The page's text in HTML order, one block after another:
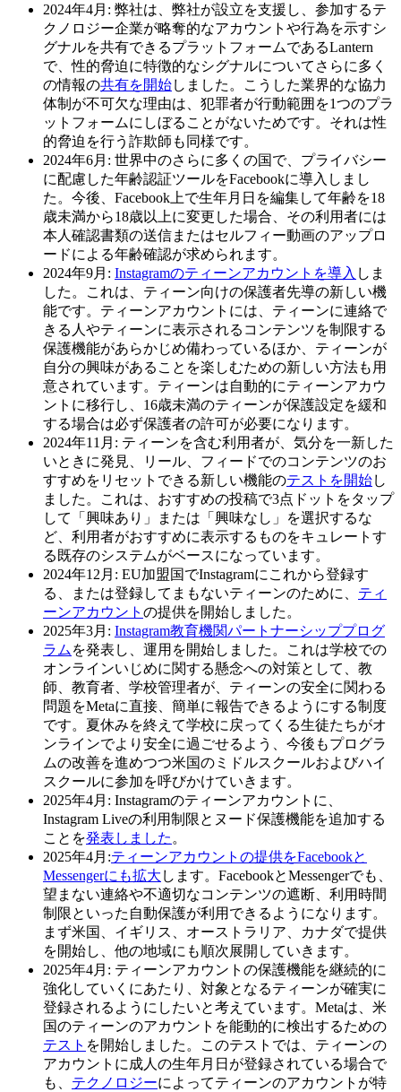
2024年4月: 弊社は、弊社が設立を支援し、参加するテ
クノロジー企業が略奪的なアカウントや行為を示すシ
グナルを共有できるプラットフォームであるLantern
で、性的脅迫に特徴的なシグナルについてさらに多く
の情報の共有を開始しました。こうした業界的な協力
体制が不可欠な理由は、犯罪者が行動範囲を1つのプラ
ットフォームにしぼることがないためです。それは性
的脅迫を行う詐欺師も同様です。
2024年6月 : 世界中のさらに多くの国で、プライバシー
に配慮した年齢認証ツールをFacebookに導入しまし
た。今後、Facebook上で生年月日を編集して年齢を18
歳未満から18歳以上に変更した場合、その利用者には
本人確認書類の送信またはセルフィー動画のアップロ
ードによる年齢確認が求められます。
2024年9月: Instagramのティーンアカウントを導入 しま
した。これは、ティーン向けの保護者先導の新しい機
能です。ティーンアカウントには、ティーンに連絡で
きる人やティーンに表示されるコンテンツを制限する
保護機能があらかじめ備わっているほか、ティーンが
自分の興味があることを楽しむための新しい方法も用
意されています。ティーンは自動的にティーンアカウ
ントに移行し、16歳未満のティーンが保護設定を緩和
する場合は必ず保護者の許可が必要になります。
2024年11月: ティーンを含む利用者が、気分を一新した
いときに発見、リール、フィードでのコンテンツのお
すすめをリセットできる新しい機能のテストを開始し
ました。これは、おすすめの投稿で3点ドットをタップ
して「興味あり」または「興味なし」を選択するな
ど、利用者がおすすめに表示するものをキュレートす
る既存のシステムがベースになっています。
2024年12月: EU加盟国でInstagramにこれから登録す
る、または登録してまもないティーンのために、 ティ
ーンアカウント の提供を開始しました。
2025年3月: Instagram教育機関パートナーシッププログ
ラム を発表し、運用を開始しました。これは学校での
オンラインいじめに関する懸念への対策として、教
師、教育者、学校管理者が、ティーンの安全に関わる
問題をMetaに直接、簡単に報告できるようにする制度
です。夏休みを終えて学校に戻ってくる生徒たちがオ
ンラインでより安全に過ごせるよう、今後もプログラ
ムの改善を進めつつ米国のミドルスクールおよびハイ
スクールに参加を呼びかけていきます。
2025年4月: Instagramのティーンアカウントに、
Instagram Liveの利用制限とヌード保護機能を追加する
ことを発表しました 。
2025年4月:ティーンアカウントの提供をFacebookと
Messengerにも拡大 します。FacebookとMessengerでも、
望まない連絡や不適切なコンテンツの遮断、利用時間
制限といった自動保護が利用できるようになります。
まず米国、イギリス、オーストラリア、カナダで提供
を開始し、他の地域にも順次展開していきます。
2025年4月: ティーンアカウントの保護機能を継続的に
強化していくにあたり、対象となるティーンが確実に
登録されるようにしたいと考えています。Metaは、米
国のティーンのアカウントを能動的に検出するための
テスト を開始しました。このテストでは、ティーンの
アカウントに成人の生年月日が登録されている場合で
も、 テクノロジーによってティーンのアカウントが特